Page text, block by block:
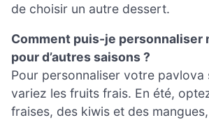
de choisir un autre dessert.
Comment puis-je personnaliser
pour d’autres saisons ?
Pour personnaliser votre pavlova
variez les fruits frais. En été,
fraises, des kiwis et des mangues,